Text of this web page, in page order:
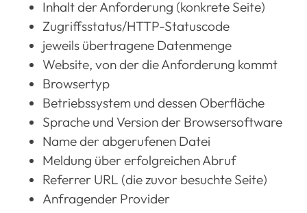
Inhalt der Anforderung (konkrete Seite)
Zugriffsstatus/HTTP-Statuscode
jeweils übertragene Datenmenge
Website, von der die Anforderung kommt
Browsertyp
Betriebssystem und dessen Oberfläche
Sprache und Version der Browsersoftware
Name der abgerufenen Datei
Meldung über erfolgreichen Abruf
Referrer URL (die zuvor besuchte Seite)
Anfragender Provider